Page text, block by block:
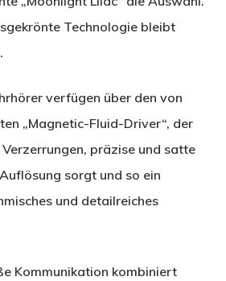
Technologie bleibt
verfügen über den von
„Magnetic-Fluid-Driver“, der
präzise und satte
sorgt und so ein
und detailreiches
Kommunikation kombiniert